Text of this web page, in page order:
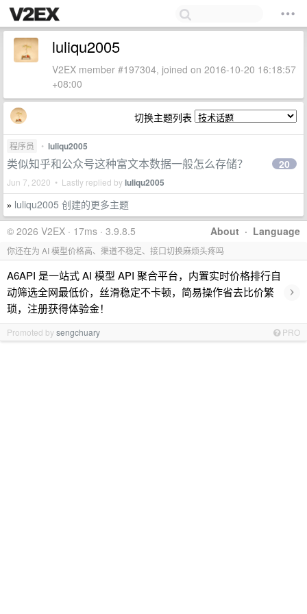
luliqu2005
V2EX member #197304, joined on 2016-10-20 16:18:57
+08:00
切换主题列表
程序员 • luliqu2005
类似知乎和公众号这种富文本数据一般怎么存储？
Jun 7, 2020 • Lastly replied byluliqu2005
20
» luliqu2005 创建的更多主题
About · Language
© 2026 V2EX · 17ms · 3.9.8.5
你还在为 AI 模型价格高、渠道不稳定、接口切换麻烦头疼吗
A6API 是一站式 AI 模型 API 聚合平台，内置实时价格排行自
动筛选全网最低价，丝滑稳定不卡顿，简易操作省去比价繁
琐，注册获得体验金！
›
Promoted bysengchuary PRO